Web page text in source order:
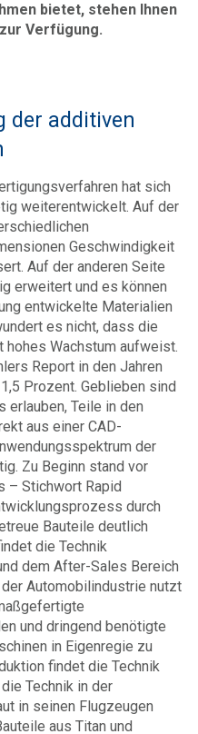
bietet, stehen Ihnen
Verfügung.
der additiven
hat sich
weiterentwickelt. Auf der
Geschwindigkeit
Auf der anderen Seite
erweitert und es können
entwickelte Materialien
es nicht, dass die
Wachstum aufweist.
Report in den Jahren
Prozent. Geblieben sind
erlauben, Teile in den
aus einer CAD-
der
Zu Beginn stand vor
– Stichwort Rapid
durch
Bauteile deutlich
die Technik
dem After-Sales Bereich
Automobilindustrie nutzt
und dringend benötigte
in Eigenregie zu
findet die Technik
Technik in der
in seinen Flugzeugen
aus Titan und